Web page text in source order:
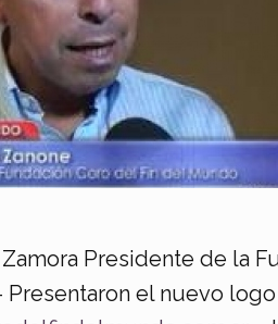
Presidente de la
Presentaron el nuevo